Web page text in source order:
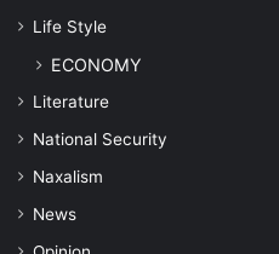
Life Style
ECONOMY
Literature
National Security
Naxalism
News